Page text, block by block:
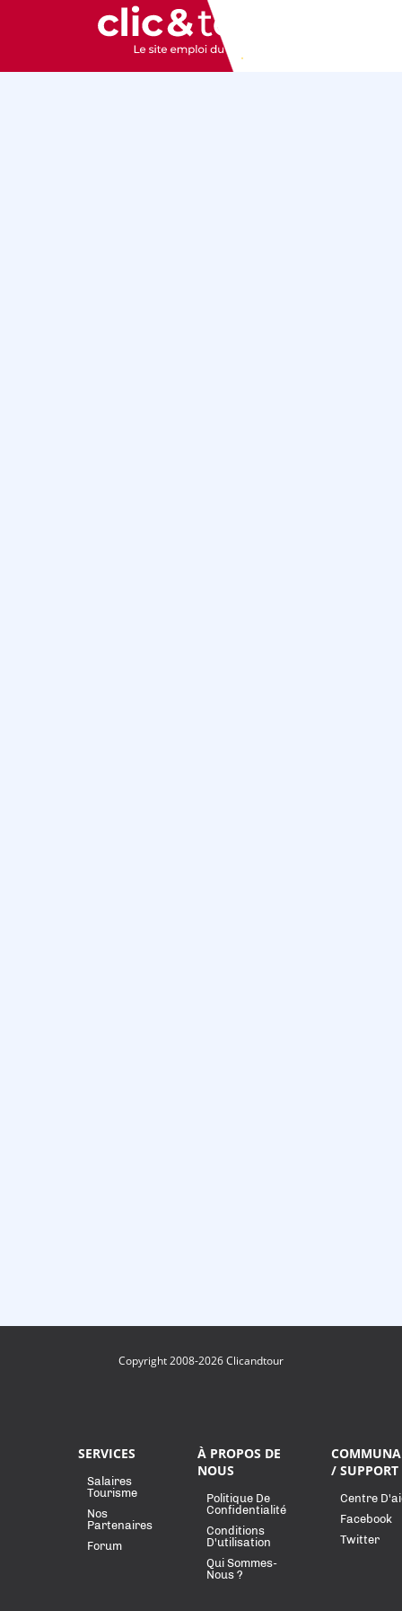
Copyright 2008-2026 Clicandtour
SERVICES
Salaires
Tourisme
Nos
Partenaires
Forum
À PROPOS DE
NOUS
Politique De
Confidentialité
Conditions
D'utilisation
Qui Sommes-
Nous ?
/ SUPPORT
Centre
Facebook
Twitter